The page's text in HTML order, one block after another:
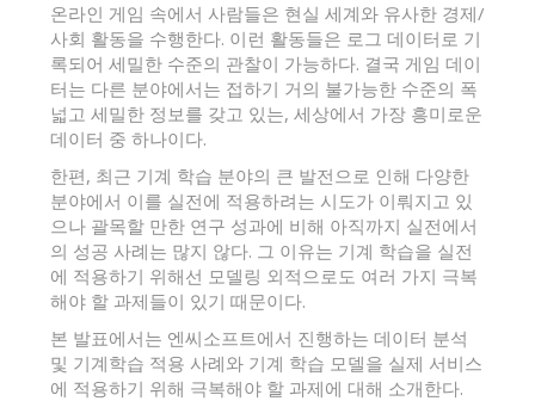
온라인 게임 속에서 사람들은 현실 세계와 유사한 경제/
사회 활동을 수행한다. 이런 활동들은 로그 데이터로 기
록되어 세밀한 수준의 관찰이 가능하다. 결국 게임 데이
터는 다른 분야에서는 접하기 거의 불가능한 수준의 폭
넓고 세밀한 정보를 갖고 있는, 세상에서 가장 흥미로운
데이터 중 하나이다.
한편, 최근 기계 학습 분야의 큰 발전으로 인해 다양한
분야에서 이를 실전에 적용하려는 시도가 이뤄지고 있
으나 괄목할 만한 연구 성과에 비해 아직까지 실전에서
의 성공 사례는 많지 않다. 그 이유는 기계 학습을 실전
에 적용하기 위해선 모델링 외적으로도 여러 가지 극복
해야 할 과제들이 있기 때문이다.
본 발표에서는 엔씨소프트에서 진행하는 데이터 분석
및 기계학습 적용 사례와 기계 학습 모델을 실제 서비스
에 적용하기 위해 극복해야 할 과제에 대해 소개한다.